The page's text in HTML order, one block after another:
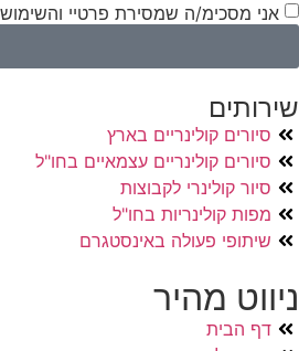
אני מסכימ/ה שמסירת פרטיי
שירותים
סיורים קולינריים בארץ
סיורים קולינריים עצמאיים בחו"ל
סיור קולינרי לקבוצות
מפות קולינריות בחו"ל
שיתופי פעולה באינסטגרם
ניווט מהיר
דף הבית